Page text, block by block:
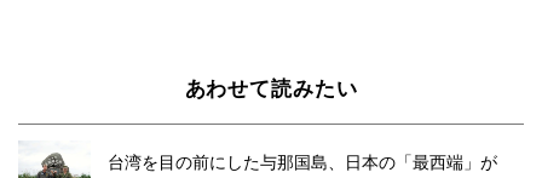
あわせて読みたい
台湾を目の前にした与那国島、日本の「最西端」が